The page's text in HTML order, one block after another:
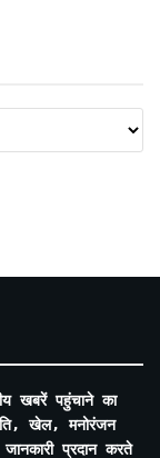
खबरें पहुंचाने का
खेल, मनोरंजन
प्रदान करते